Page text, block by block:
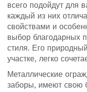
всего подойдут для
каждый из них
свойствами и
выбор благодарных
стиля. Его
участке, легко
Металлические
заборы, имеют свою